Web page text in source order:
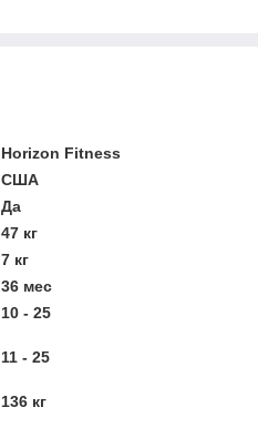
Horizon Fitness
США
Да
47 кг
7 кг
36 мес
10 - 25
11 - 25
136 кг